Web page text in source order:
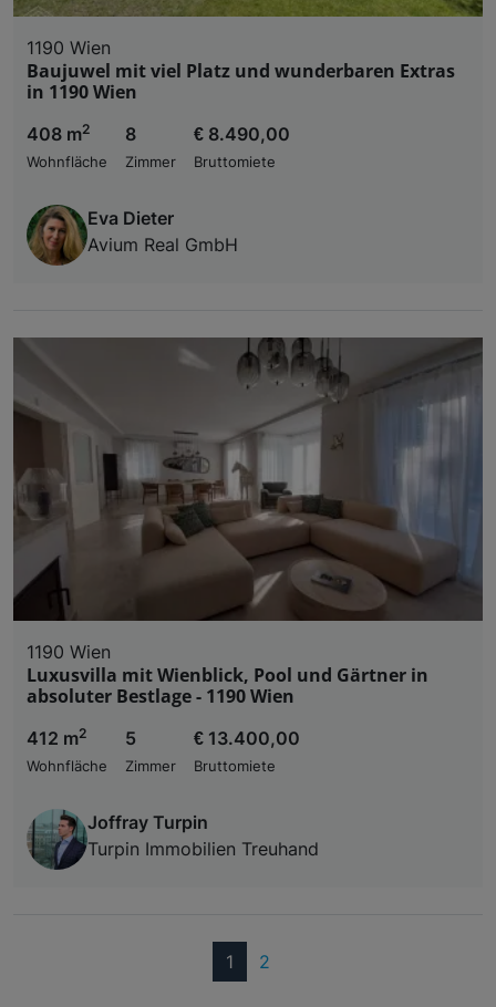
1190 Wien
Baujuwel mit viel Platz und wunderbaren Extras
in 1190 Wien
408 m2
Wohnfläche
8
Zimmer
€ 8.490,00
Bruttomiete
Eva Dieter
Avium Real GmbH
1190 Wien
Luxusvilla mit Wienblick, Pool und Gärtner in
absoluter Bestlage - 1190 Wien
412 m2
Wohnfläche
5
Zimmer
€ 13.400,00
Bruttomiete
Joffray Turpin
Turpin Immobilien Treuhand
1 (current)
2